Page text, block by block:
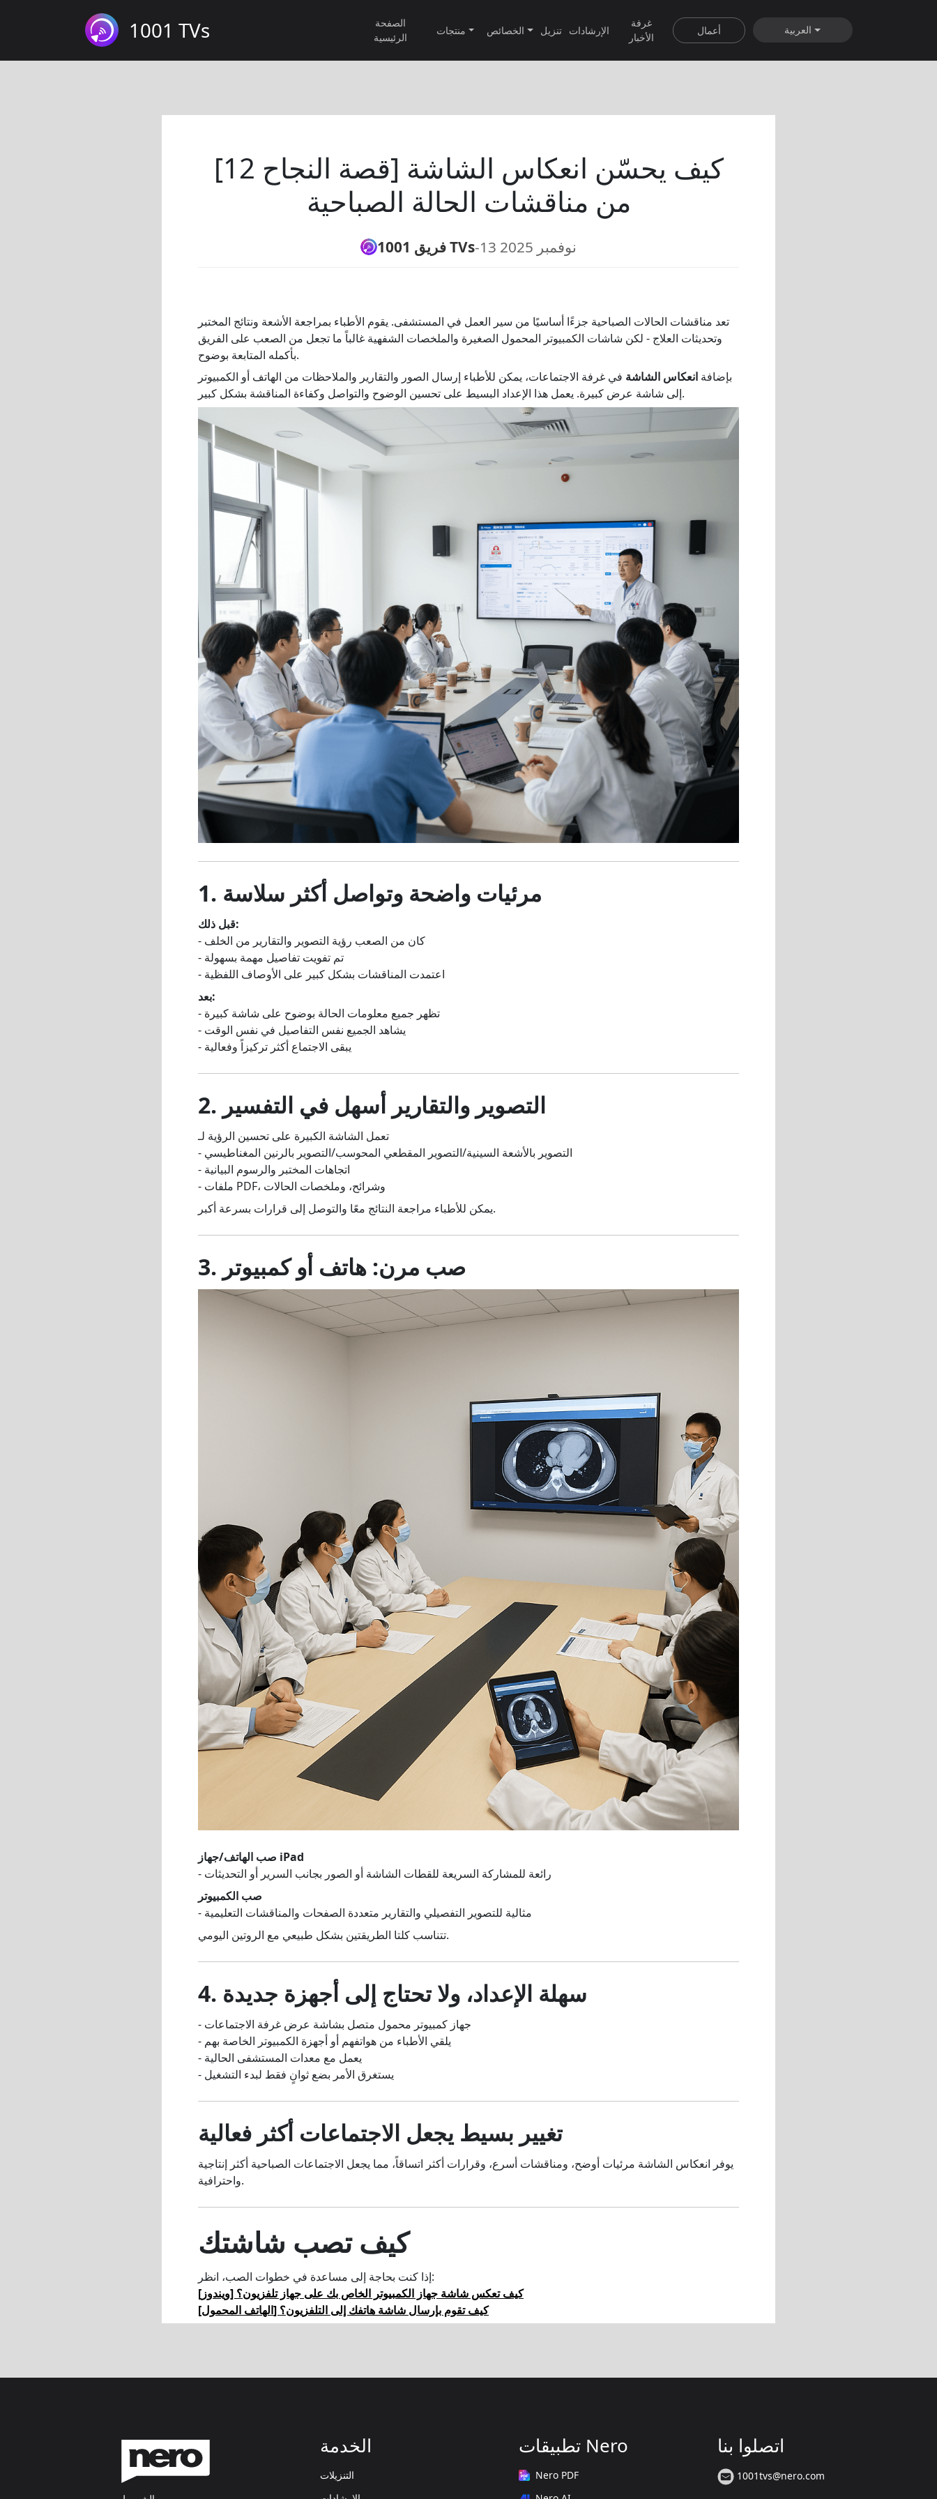
1001 TVs
الصفحة
الرئيسية
منتجات الخصائص تنزيل الإرشادات
غرفة
الأخبار
أعمال العربية
[قصة النجاح 12] كيف يحسّن انعكاس الشاشة
من مناقشات الحالة الصباحية
فريق 1001 TVs- 13 نوفمبر 2025
تعد مناقشات الحالات الصباحية جزءًا أساسيًا من سير العمل في المستشفى. يقوم الأطباء بمراجعة الأشعة ونتائج المختبر
وتحديثات العلاج - لكن شاشات الكمبيوتر المحمول الصغيرة والملخصات الشفهية غالباً ما تجعل من الصعب على الفريق
بأكمله المتابعة بوضوح.
بإضافة انعكاس الشاشة في غرفة الاجتماعات، يمكن للأطباء إرسال الصور والتقارير والملاحظات من الهاتف أو الكمبيوتر
إلى شاشة عرض كبيرة. يعمل هذا الإعداد البسيط على تحسين الوضوح والتواصل وكفاءة المناقشة بشكل كبير.
1. مرئيات واضحة وتواصل أكثر سلاسة
قبل ذلك:
- كان من الصعب رؤية التصوير والتقارير من الخلف
- تم تفويت تفاصيل مهمة بسهولة
- اعتمدت المناقشات بشكل كبير على الأوصاف اللفظية
بعد:
- تظهر جميع معلومات الحالة بوضوح على شاشة كبيرة
- يشاهد الجميع نفس التفاصيل في نفس الوقت
- يبقى الاجتماع أكثر تركيزاً وفعالية
2. التصوير والتقارير أسهل في التفسير
تعمل الشاشة الكبيرة على تحسين الرؤية لـ
- التصوير بالأشعة السينية/التصوير المقطعي المحوسب/التصوير بالرنين المغناطيسي
- اتجاهات المختبر والرسوم البيانية
- ملفات PDF، وشرائح، وملخصات الحالات
يمكن للأطباء مراجعة النتائج معًا والتوصل إلى قرارات بسرعة أكبر.
3. صب مرن: هاتف أو كمبيوتر
صب الهاتف/جهاز iPad
- رائعة للمشاركة السريعة للقطات الشاشة أو الصور بجانب السرير أو التحديثات
صب الكمبيوتر
- مثالية للتصوير التفصيلي والتقارير متعددة الصفحات والمناقشات التعليمية
تتناسب كلتا الطريقتين بشكل طبيعي مع الروتين اليومي.
4. سهلة الإعداد، ولا تحتاج إلى أجهزة جديدة
- جهاز كمبيوتر محمول متصل بشاشة عرض غرفة الاجتماعات
- يلقي الأطباء من هواتفهم أو أجهزة الكمبيوتر الخاصة بهم
- يعمل مع معدات المستشفى الحالية
- يستغرق الأمر بضع ثوانٍ فقط لبدء التشغيل
تغيير بسيط يجعل الاجتماعات أكثر فعالية
يوفر انعكاس الشاشة مرئيات أوضح، ومناقشات أسرع، وقرارات أكثر اتساقاً، مما يجعل الاجتماعات الصباحية أكثر إنتاجية
واحترافية.
كيف تصب شاشتك
إذا كنت بحاجة إلى مساعدة في خطوات الصب، انظر:
[ويندوز] كيف تعكس شاشة جهاز الكمبيوتر الخاص بك على جهاز تلفزيون؟
[الهاتف المحمول] كيف تقوم بإرسال شاشة هاتفك إلى التلفزيون؟
الخدمة
التنزيلات
تطبيقات Nero
Nero PDF
اتصلوا بنا
1001tvs@nero.com